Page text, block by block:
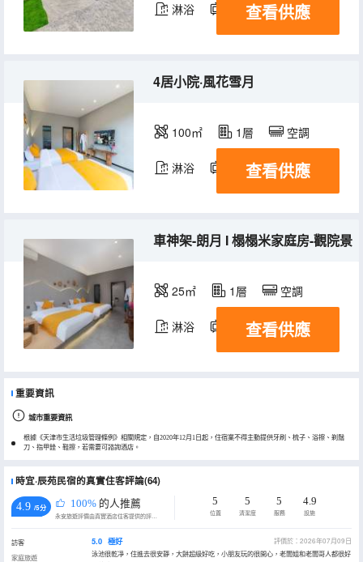
淋浴 電視機
查看供應
4居小院·風花雪月
100㎡ 1層 空調
淋浴 電視機
查看供應
車神架-朗月 I 榻榻米家庭房-觀院景
25㎡ 1層 空調
淋浴 電視機
查看供應
重要資訊
城市重要資訊
根據《天津市生活垃圾管理條例》相關規定，自2020年12月1日起，住宿業不得主動提供牙刷、梳子、浴擦、剃鬚
刀、指甲銼、鞋擦，若需要可諮詢酒店。
時宜·辰苑民宿的真實住客評論(64)
4.9 /5分 100% 的人推薦
永安旅遊評價由真實酒店住客提供的評價。
5
位置
5
清潔度
5
服務
4.9
設施
訪客
家庭旅遊
5.0 極好
評價於：2026年07月09日
泳池很乾凈，住進去很安靜，大餅超級好吃，小朋友玩的很開心，老闆姐和老闆哥人都很好